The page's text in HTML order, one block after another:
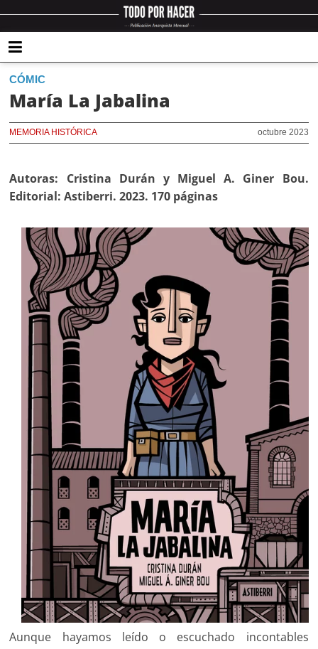
CÓMIC
María La Jabalina
octubre 2023
MEMORIA HISTÓRICA
Autoras: Cristina Durán y Miguel A. Giner Bou.
Editorial: Astiberri. 2023. 170 páginas
Aunque hayamos leído o escuchado incontables